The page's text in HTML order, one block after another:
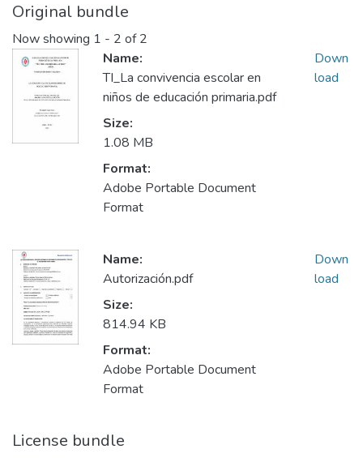
Original bundle
Now showing 1 - 2 of 2
Name:
TI_La convivencia escolar en
niños de educación primaria.pdf
Size:
1.08 MB
Format:
Adobe Portable Document
Format
Down
load
Name:
Autorización.pdf
Size:
814.94 KB
Format:
Adobe Portable Document
Format
Down
load
License bundle